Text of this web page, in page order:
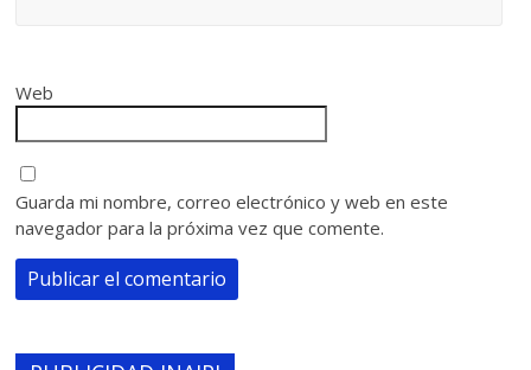
Web
Guarda mi nombre, correo electrónico y web en este
navegador para la próxima vez que comente.